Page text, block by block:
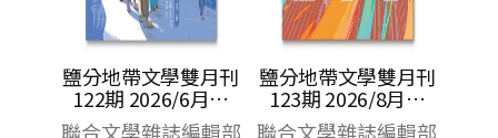
鹽分地帶文學雙月刊
123期 2026/8月號
（臺南野球物語）
聯合文學雜誌編輯部